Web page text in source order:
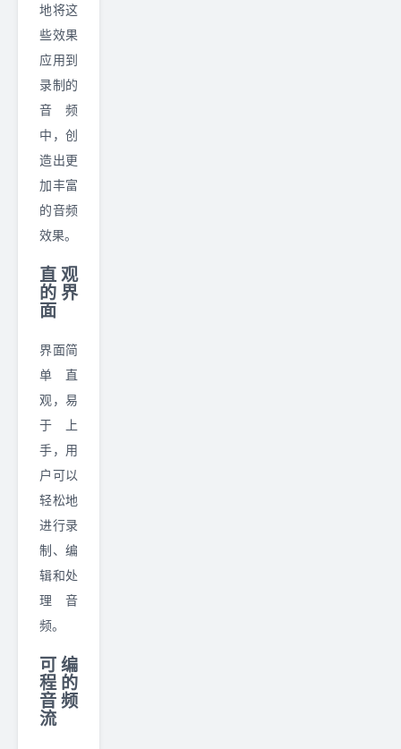
地将这
些效果
应用到
录制的
音频
中，创
造出更
加丰富
的音频
效果。
直观
的界
面
界面简
单直
观，易
于上
手，用
户可以
轻松地
进行录
制、编
辑和处
理音
频。
可编
程的
音频
流